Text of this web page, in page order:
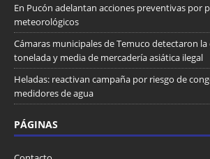
En Pucón adelantan acciones preventivas por
meteorológicos
Cámaras municipales de Temuco detectaron
tonelada y media de mercadería asiática ilegal
Heladas: reactivan campaña por riesgo de
medidores de agua
PÁGINAS